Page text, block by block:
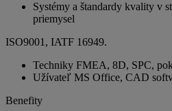
Systémy a štandardy kvality v
priemysel
ISO9001, IATF 16949.
Techniky FMEA, 8D, SPC,
Užívateľ MS Office, CAD
Benefity